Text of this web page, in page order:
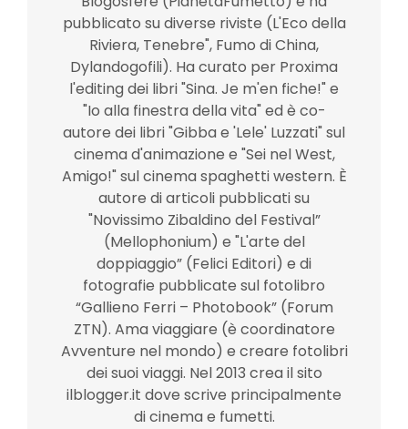
pubblicato su diverse riviste (L'Eco della
Riviera, Tenebre", Fumo di China,
Dylandogofili). Ha curato per Proxima
l'editing dei libri "Sina. Je m'en fiche!" e
"Io alla finestra della vita" ed è co-
autore dei libri "Gibba e 'Lele' Luzzati" sul
cinema d'animazione e "Sei nel West,
Amigo!" sul cinema spaghetti western. È
autore di articoli pubblicati su
"Novissimo Zibaldino del Festival”
(Mellophonium) e "L'arte del
doppiaggio” (Felici Editori) e di
fotografie pubblicate sul fotolibro
“Gallieno Ferri – Photobook” (Forum
ZTN). Ama viaggiare (è coordinatore
Avventure nel mondo) e creare fotolibri
dei suoi viaggi. Nel 2013 crea il sito
ilblogger.it dove scrive principalmente
di cinema e fumetti.